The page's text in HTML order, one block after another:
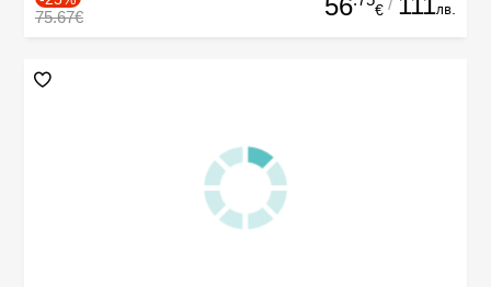
75.67€ € лв.